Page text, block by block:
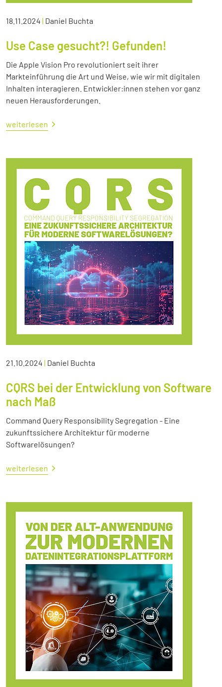
18.11.2024 | Daniel Buchta
Use Case gesucht?! Gefunden!
Die Apple Vision Pro revolutioniert seit ihrer
Markteinführung die Art und Weise, wie wir mit digitalen
Inhalten interagieren. Entwickler:innen stehen vor ganz
neuen Herausforderungen.
weiterlesen
21.10.2024 | Daniel Buchta
CQRS bei der Entwicklung von Software
nach Maß
Command Query Responsibility Segregation - Eine
zukunftssichere Architektur für moderne
Softwarelösungen?
weiterlesen